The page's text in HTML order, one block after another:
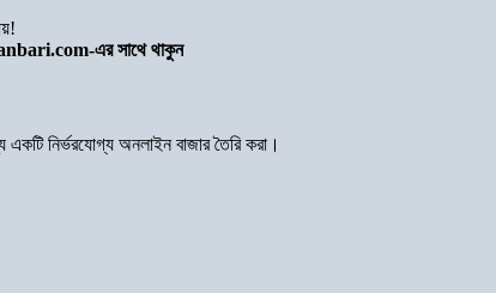
এর সাথে থাকুন
একটি নির্ভরযোগ্য অনলাইন বাজার তৈরি করা।